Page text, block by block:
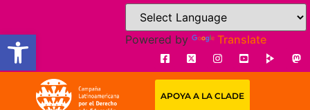
Open toolbarPowered by Translate
APOYA A LA CLADE